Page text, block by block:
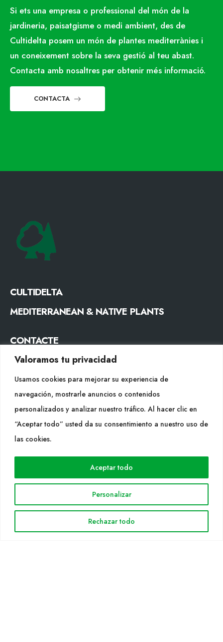
Valoramos tu privacidad
Usamos cookies para mejorar su experiencia de
navegación, mostrarle anuncios o contenidos
personalizados y analizar nuestro tráfico. Al hacer clic en
“Aceptar todo” usted da su consentimiento a nuestro uso de
las cookies.
Personalizar
Rechazar todo
Aceptar todo
Si ets una empresa o professional del món de la
jardineria, paisatgisme o medi ambient, des de
Cultidelta posem un món de plantes mediterrànies i
un coneixement sobre la seva gestió al teu abast.
Contacta amb nosaltres per obtenir més informació.
CONTACTA
CULTIDELTA
MEDITERRANEAN & NATIVE PLANTS
CONTACTE
Tel. +34 977053013
SEGUEIX-NOS
WEB
Árees de treball
Solicitud Catàleg